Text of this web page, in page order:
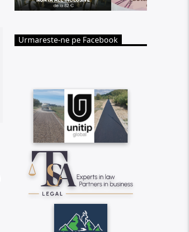
Urmareste-ne pe Facebook